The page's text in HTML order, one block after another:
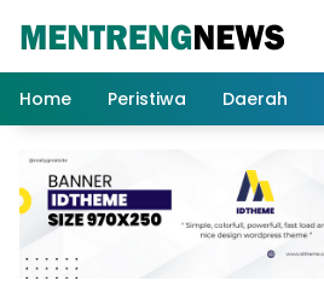
Home
Peristiwa Daerah